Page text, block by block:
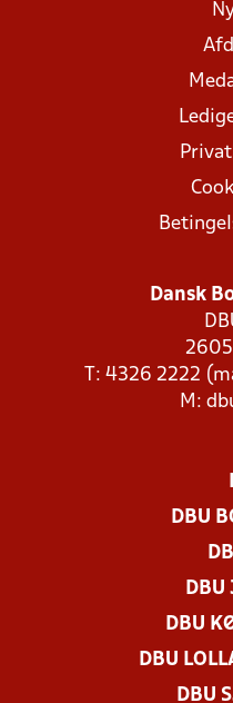
Dansk
T: 4326 2222
M:
DBU
DBU
DBU
DBU
DBU